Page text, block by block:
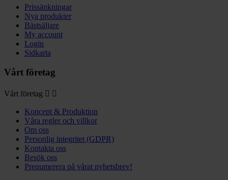
Prissänkningar
Nya produkter
Bästsäljare
My account
Login
Sidkarta
Vårt företag
Vårt företag  
Koncept & Produktion
Våra regler och villkor
Om oss
Personlig integritet (GDPR)
Kontakta oss
Besök oss
Prenumerera på vårat nyhetsbrev!